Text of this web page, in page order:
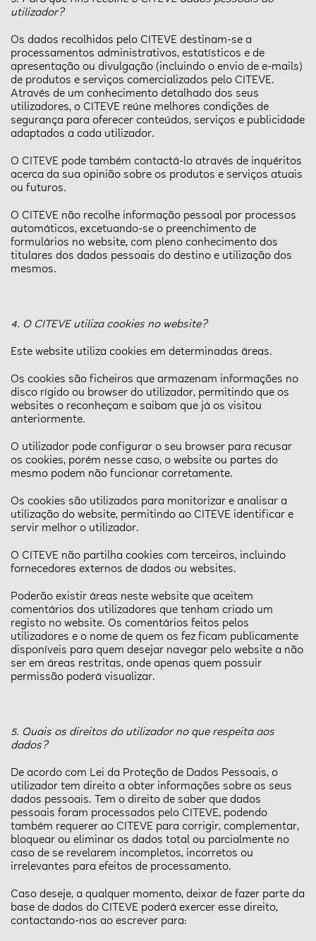
utilizador?
Os dados recolhidos pelo CITEVE destinam-se a
processamentos administrativos, estatísticos e de
apresentação ou divulgação (incluindo o envio de e-mails)
de produtos e serviços comercializados pelo CITEVE.
Através de um conhecimento detalhado dos seus
utilizadores, o CITEVE reúne melhores condições de
segurança para oferecer conteúdos, serviços e publicidade
adaptados a cada utilizador.
O CITEVE pode também contactá-lo através de inquéritos
acerca da sua opinião sobre os produtos e serviços atuais
ou futuros.
O CITEVE não recolhe informação pessoal por processos
automáticos, excetuando-se o preenchimento de
formulários no website, com pleno conhecimento dos
titulares dos dados pessoais do destino e utilização dos
mesmos.
4. O CITEVE utiliza cookies no website?
Este website utiliza cookies em determinadas áreas.
Os cookies são ficheiros que armazenam informações no
disco rígido ou browser do utilizador, permitindo que os
websites o reconheçam e saibam que já os visitou
anteriormente.
O utilizador pode configurar o seu browser para recusar
os cookies, porém nesse caso, o website ou partes do
mesmo podem não funcionar corretamente.
Os cookies são utilizados para monitorizar e analisar a
utilização do website, permitindo ao CITEVE identificar e
servir melhor o utilizador.
O CITEVE não partilha cookies com terceiros, incluindo
fornecedores externos de dados ou websites.
Poderão existir áreas neste website que aceitem
comentários dos utilizadores que tenham criado um
registo no website. Os comentários feitos pelos
utilizadores e o nome de quem os fez ficam publicamente
disponíveis para quem desejar navegar pelo website a não
ser em áreas restritas, onde apenas quem possuir
permissão poderá visualizar.
5. Quais os direitos do utilizador no que respeita aos
dados?
De acordo com Lei da Proteção de Dados Pessoais, o
utilizador tem direito a obter informações sobre os seus
dados pessoais. Tem o direito de saber que dados
pessoais foram processados pelo CITEVE, podendo
também requerer ao CITEVE para corrigir, complementar,
bloquear ou eliminar os dados total ou parcialmente no
caso de se revelarem incompletos, incorretos ou
irrelevantes para efeitos de processamento.
Caso deseje, a qualquer momento, deixar de fazer parte da
base de dados do CITEVE poderá exercer esse direito,
contactando-nos ao escrever para: